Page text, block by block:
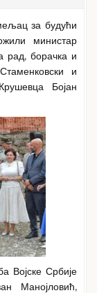
за будући
министар
рад, борачка и
и
Бојан
Војске Србије
Манојловић,